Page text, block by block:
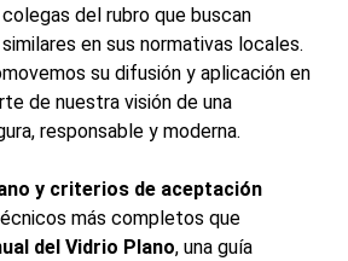
del rubro que buscan
en sus normativas locales.
su difusión y aplicación en
de nuestra visión de una
responsable y moderna.
y criterios de aceptación
más completos que
del Vidrio Plano, una guía